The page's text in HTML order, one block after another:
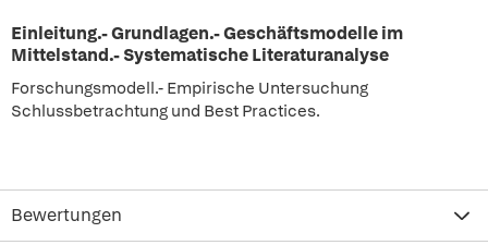
Einleitung.- Grundlagen.- Geschäftsmodelle im
Mittelstand.- Systematische Literaturanalyse
Forschungsmodell.- Empirische Untersuchung
Schlussbetrachtung und Best Practices.
Bewertungen